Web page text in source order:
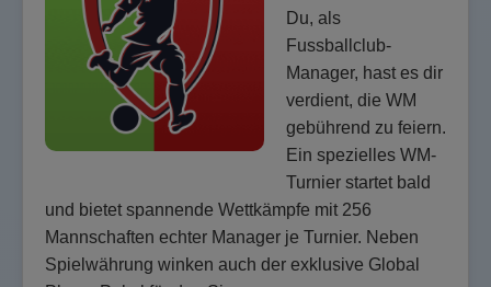
Du, als
Fussballclub-
Manager, hast es dir
verdient, die WM
gebührend zu feiern.
Ein spezielles WM-
Turnier startet bald
und bietet spannende Wettkämpfe mit 256
Mannschaften echter Manager je Turnier. Neben
Spielwährung winken auch der exklusive Global